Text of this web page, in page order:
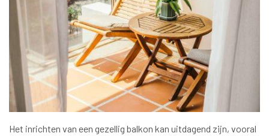
Het inrichten van een gezellig balkon kan uitdagend zijn, vooral